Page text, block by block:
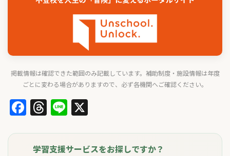
掲載情報は確認できた範囲のみ記載しています。補助制度・施設情報は年度
ごとに変わる場合がありますので、必ず各機関へご確認ください。
Facebook
Threads
Line
学習支援サービスをお探しですか？